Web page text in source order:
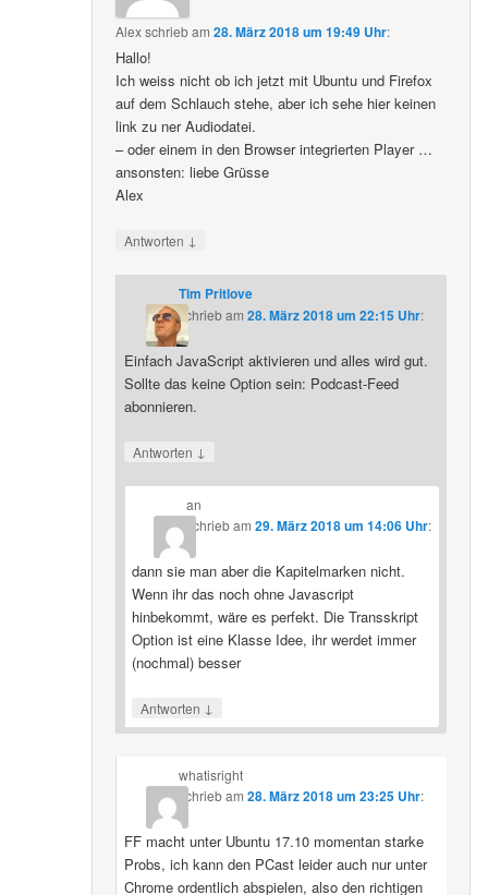
Alexschriebam28. März 2018 um 19:49 Uhr:
Hallo!
Ich weiss nicht ob ich jetzt mit Ubuntu und Firefox
auf dem Schlauch stehe, aber ich sehe hier keinen
link zu ner Audiodatei.
– oder einem in den Browser integrierten Player …
ansonsten: liebe Grüsse
Alex
Antworten ↓
Tim Pritlove
schriebam 28. März 2018 um 22:15 Uhr:
Einfach JavaScript aktivieren und alles wird gut.
Sollte das keine Option sein: Podcast-Feed
abonnieren.
Antworten ↓
an
schriebam29. März 2018 um 14:06 Uhr:
dann sie man aber die Kapitelmarken nicht.
Wenn ihr das noch ohne Javascript
hinbekommt, wäre es perfekt. Die Transskript
Option ist eine Klasse Idee, ihr werdet immer
(nochmal) besser
Antworten ↓
whatisright
schriebam 28. März 2018 um 23:25 Uhr:
FF macht unter Ubuntu 17.10 momentan starke
Probs, ich kann den PCast leider auch nur unter
Chrome ordentlich abspielen, also den richtigen